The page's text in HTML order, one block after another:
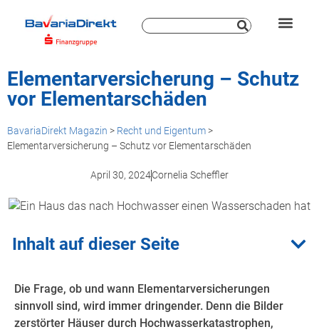
Elementarversicherung – Schutz
vor Elementarschäden
BavariaDirekt Magazin > Recht und Eigentum>
Elementarversicherung – Schutz vor Elementarschäden
April 30, 2024Cornelia Scheffler
Inhalt auf dieser Seite
Die Frage, ob und wann Elementarversicherungen
sinnvoll sind, wird immer dringender. Denn die Bilder
zerstörter Häuser durch Hochwasserkatastrophen,